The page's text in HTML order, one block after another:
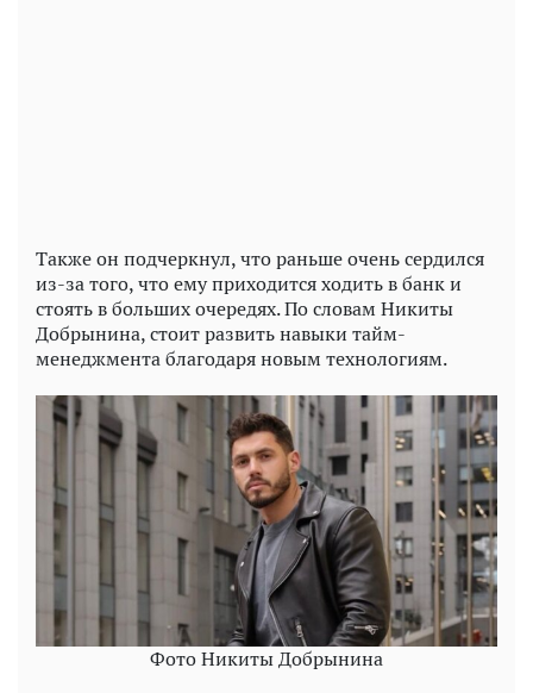
Также он подчеркнул, что раньше очень сердился
из-за того, что ему приходится ходить в банк и
стоять в больших очередях. По словам Никиты
Добрынина, стоит развить навыки тайм-
менеджмента благодаря новым технологиям.
Фото Никиты Добрынина